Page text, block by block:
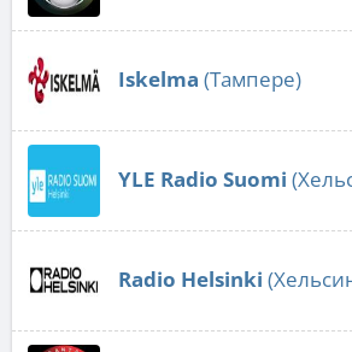
Iskelma (Тампере)
YLE Radio Suomi
Radio Helsinki